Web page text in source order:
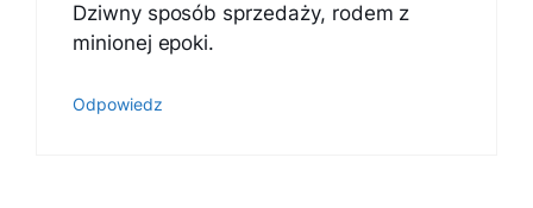
Dziwny sposób sprzedaży, rodem z
minionej epoki.
Odpowiedz